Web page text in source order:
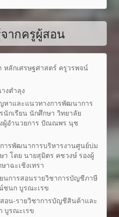
ากครูผู้สอน
ลักเศรษฐศาสตร์ ครูวรพจน์
งตำลุง
หาและแนวทางการพัฒนาการ
กเรียน นักศึกษา วิทยาลัย
งผู้อำนวยการ ปัณณพร นุช
ารพัฒนาการบริหารงานศูนย์บ่ม
า โดย นายสุมิตร คชวงษ์ รองผู้
าฉะเชิงเทรา
นการสอนรายวิชาการบัญชีภาษี
ชนก บูรณะเรข
อน-รายวิชาการบัญชีสินค้าและ
บูรณะเรข